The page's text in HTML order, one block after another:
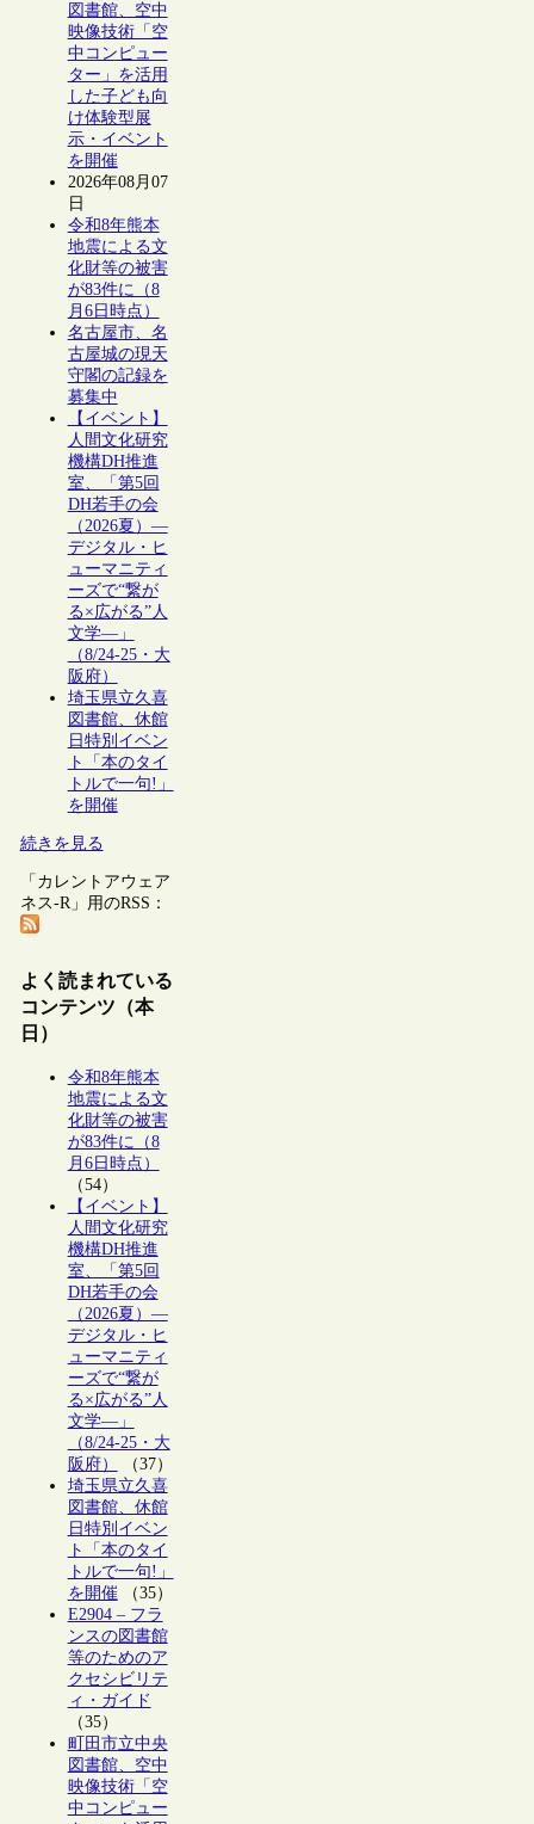
図書館、空中
映像技術「空
中コンピュー
ター」を活用
した子ども向
け体験型展
示・イベント
を開催
2026年08月07
日
令和8年熊本
地震による文
化財等の被害
が83件に（8
月6日時点）
名古屋市、名
古屋城の現天
守閣の記録を
募集中
【イベント】
人間文化研究
機構DH推進
室、「第5回
DH若手の会
（2026夏）―
デジタル・ヒ
ューマニティ
ーズで“繋が
る×広がる”人
文学―」
（8/24-25・大
阪府）
埼玉県立久喜
図書館、休館
日特別イベン
ト「本のタイ
トルで一句!」
を開催
続きを見る
「カレントアウェア
ネス-R」用のRSS：
よく読まれている
コンテンツ（本
日）
令和8年熊本
地震による文
化財等の被害
が83件に（8
月6日時点）
（54）
【イベント】
人間文化研究
機構DH推進
室、「第5回
DH若手の会
（2026夏）―
デジタル・ヒ
ューマニティ
ーズで“繋が
る×広がる”人
文学―」
（8/24-25・大
阪府）
（37）
埼玉県立久喜
図書館、休館
日特別イベン
ト「本のタイ
トルで一句!」
を開催（35）
E2904 – フラ
ンスの図書館
等のためのア
クセシビリテ
ィ・ガイド
（35）
町田市立中央
図書館、空中
映像技術「空
中コンピュー